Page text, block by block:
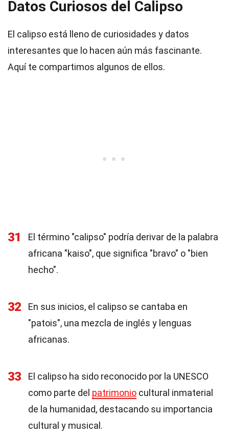
Datos Curiosos del Calipso
El calipso está lleno de curiosidades y datos
interesantes que lo hacen aún más fascinante.
Aquí te compartimos algunos de ellos.
31
El término "calipso" podría derivar de la palabra
africana "kaiso", que significa "bravo" o "bien
hecho".
32
En sus inicios, el calipso se cantaba en
"patois", una mezcla de inglés y lenguas
africanas.
33
El calipso ha sido reconocido por la UNESCO
como parte del patrimonio cultural inmaterial
de la humanidad, destacando su importancia
cultural y musical.